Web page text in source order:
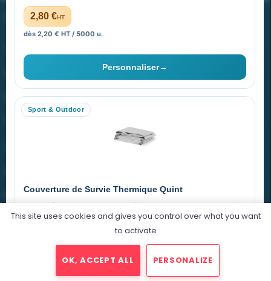
2,80 €HT
dès 2,20 € HT / 5000 u.
Personnaliser→
Sport & Outdoor
Couverture de Survie Thermique Quint
Imperméable et coupe-vent, idéale pour le sport et le plein air.
PROMENOCH GOODIES
40 rue Madeleine Michelis
92 200 Neuilly
equipe@promenoch-goodies.com
NOTRE SOCIÉTÉ
This site uses cookies and gives you control over what you want
to activate
OK, ACCEPT ALL PERSONALIZE